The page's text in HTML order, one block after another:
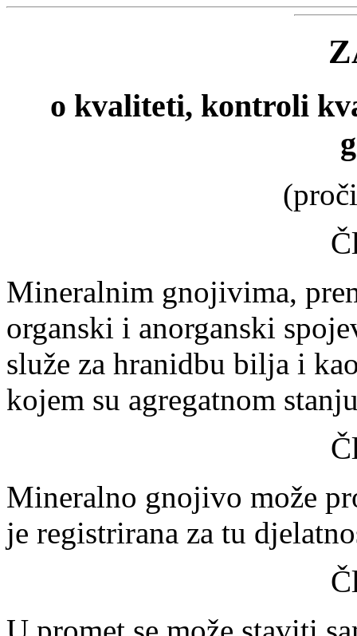
o kvaliteti, kontroli
Mineralnim gnojivima,
organski i anorganski
služe za hranidbu bilja i
kojem su agregatnom
Mineralno gnojivo može
je registrirana za tu